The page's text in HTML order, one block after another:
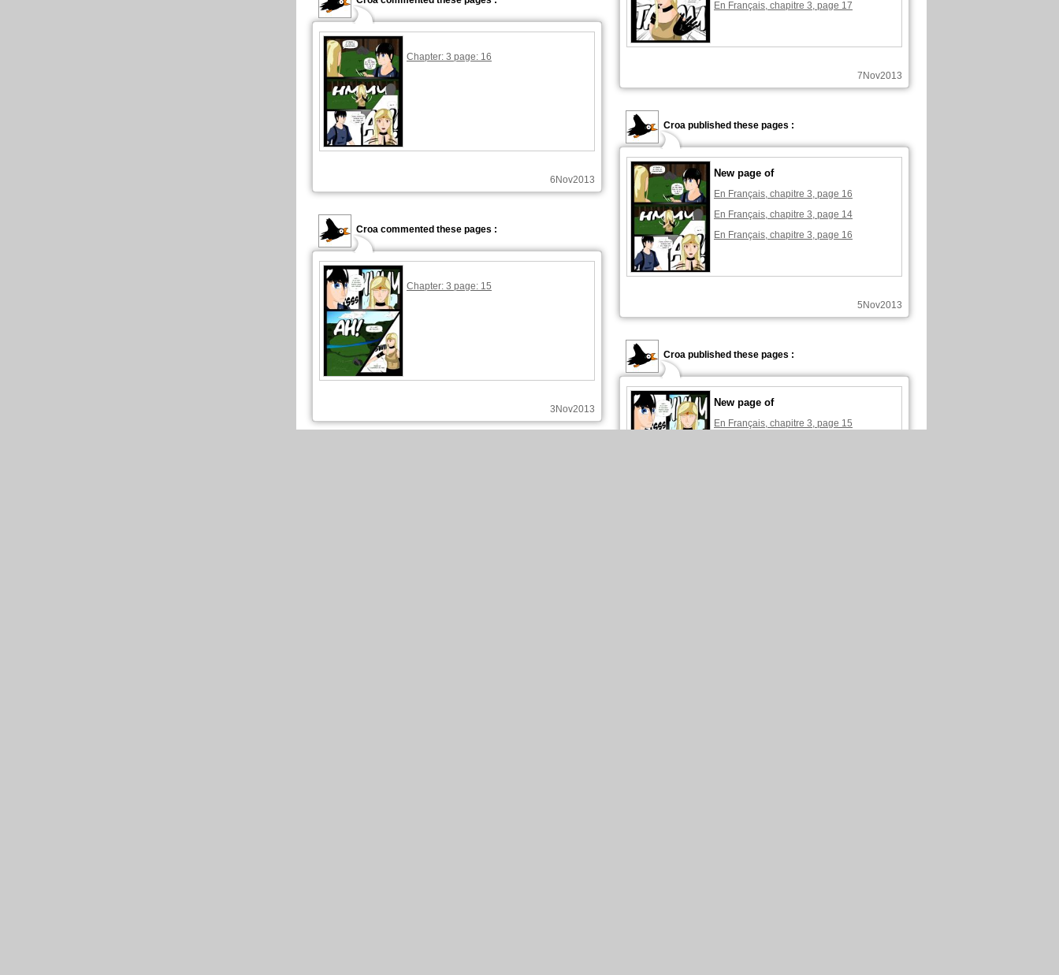
En Français, chapitre 3, page 17
7Nov2013
Chapter: 3 page: 16
6Nov2013
Croa published these pages :
New page of
En Français, chapitre 3, page 16
En Français, chapitre 3, page 14
En Français, chapitre 3, page 16
5Nov2013
Croa commented these pages :
Chapter: 3 page: 15
3Nov2013
Croa published these pages :
New page of
En Français, chapitre 3, page 15